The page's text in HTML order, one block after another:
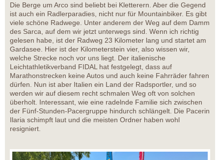
Die Berge um Arco sind beliebt bei Kletterern. Aber die Gegend
ist auch ein Radlerparadies, nicht nur für Mountainbiker. Es gibt
viele schöne Radwege. Unter anderem der Weg auf dem Damm
des Sarca, auf dem wir jetzt unterwegs sind. Wenn ich richtig
gelesen habe, ist der Radweg 23 Kilometer lang und startet am
Gardasee. Hier ist der Kilometerstein vier, also wissen wir,
welche Strecke noch vor uns liegt. Der italienische
Leichtathletikverband FIDAL hat festgelegt, dass auf
Marathonstrecken keine Autos und auch keine Fahrräder fahren
dürfen. Nun ist aber Italien ein Land der Radsportler, und so
werden wir auf diesem recht schmalen Weg oft von solchen
überholt. Interessant, wie eine radelnde Familie sich zwischen
der Fünf-Stunden-Pacergruppe hindurch schlängelt. Die Pacerin
Ilaria schimpft laut und die meisten Ordner haben wohl
resigniert.